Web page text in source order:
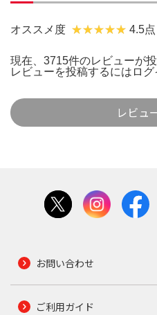
オススメ度 4.5点
現在、3715件のレビューが
レビューを投稿するには ロ
レビュ
お問い合わせ
ご利用ガイド